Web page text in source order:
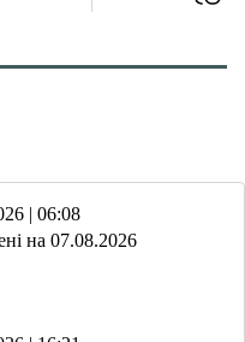
| 06:08
на 07.08.2026